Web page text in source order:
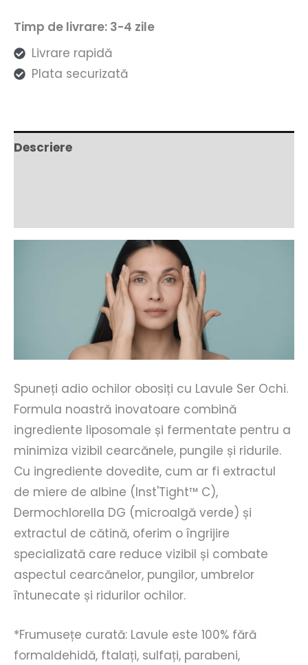
2er
-
Serum
&
Timp de livrare: 3-4 zile
Livrare rapidă
Plata securizată
Descriere
Spuneți adio ochilor obosiți cu Lavule Ser Ochi.
Formula noastră inovatoare combină
ingrediente liposomale și fermentate pentru a
minimiza vizibil cearcănele, pungile și ridurile.
Cu ingrediente dovedite, cum ar fi extractul
de miere de albine (Inst'Tight™ C),
Dermochlorella DG (microalgă verde) și
extractul de cătină, oferim o îngrijire
specializată care reduce vizibil și combate
aspectul cearcănelor, pungilor, umbrelor
întunecate și ridurilor ochilor.
*Frumusețe curată: Lavule este 100% fără
formaldehidă, ftalați, sulfați, parabeni,